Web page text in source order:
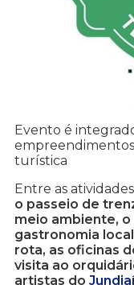
Evento é
turística
Entre as
o passeio de
meio ambiente,
gastronomia
rota, as oficinas
visita ao
artistas do